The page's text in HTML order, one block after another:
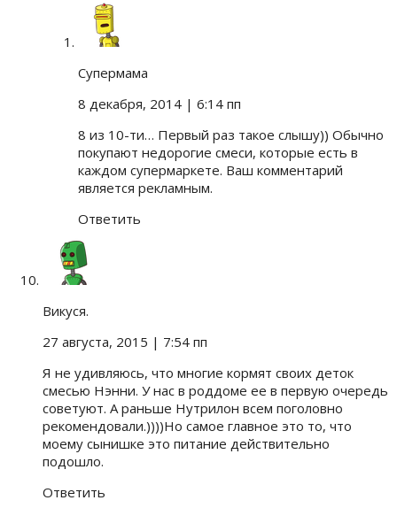
Супермама
8 декабря, 2014 | 6:14 пп
8 из 10-ти… Первый раз такое слышу)) Обычно
покупают недорогие смеси, которые есть в
каждом супермаркете. Ваш комментарий
является рекламным.
Ответить
Викуся.
27 августа, 2015 | 7:54 пп
Я не удивляюсь, что многие кормят своих деток
смесью Нэнни. У нас в роддоме ее в первую очередь
советуют. А раньше Нутрилон всем поголовно
рекомендовали.))))Но самое главное это то, что
моему сынишке это питание действительно
подошло.
Ответить